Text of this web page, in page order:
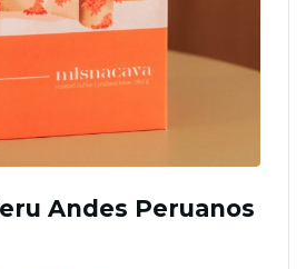
Andes Peruanos